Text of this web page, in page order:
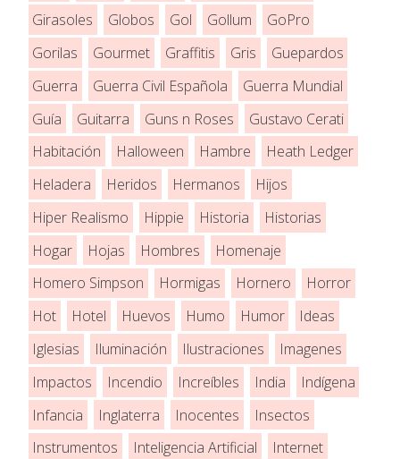
Girasoles
Globos Gol Gollum
GoPro
Gorilas
Gourmet Graffitis Gris
Guepardos
Guerra
Guerra Civil Española
Guerra Mundial
Guía
Guitarra Guns n Roses
Gustavo Cerati
Habitación
Halloween Hambre
Heath Ledger
Heladera
Heridos Hermanos
Hijos
Hiper Realismo
Hippie Historia
Historias
Hogar
Hojas Hombres
Homenaje
Homero Simpson
Hormigas Hornero
Horror
Hot
Hotel Huevos Humo Humor
Ideas
Iglesias
Iluminación Ilustraciones
Imagenes
Impactos
Incendio Increíbles India
Indígena
Infancia
Inglaterra Inocentes
Insectos
Instrumentos
Inteligencia Artificial
Internet